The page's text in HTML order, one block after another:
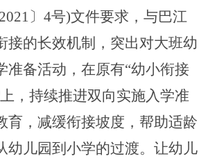
〕4号)文件要求，与巴江
接的长效机制，突出对大班幼
准备活动 ， 在原有“幼小衔接
，持续推进双向实施入学准
育，减缓衔接坡度，帮助适龄
幼儿园到小学的过渡。让幼儿